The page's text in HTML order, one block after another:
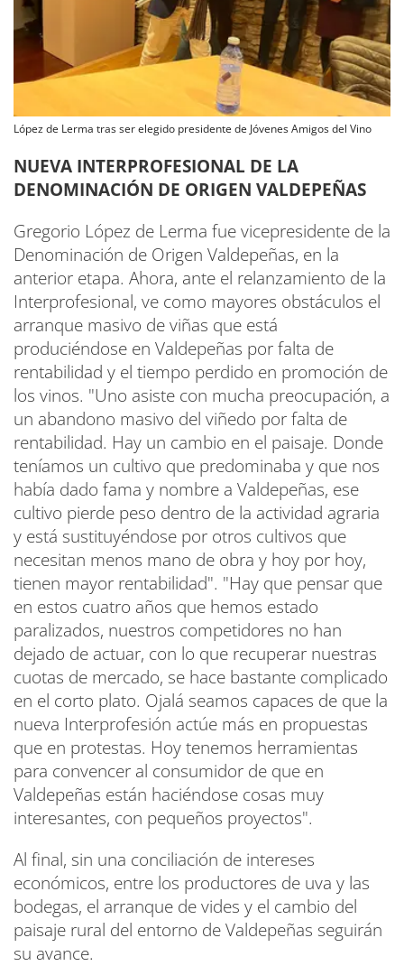
López de Lerma tras ser elegido presidente de Jóvenes Amigos del Vino
NUEVA INTERPROFESIONAL DE LA
DENOMINACIÓN DE ORIGEN VALDEPEÑAS
Gregorio López de Lerma fue vicepresidente de la
Denominación de Origen Valdepeñas, en la
anterior etapa. Ahora, ante el relanzamiento de la
Interprofesional, ve como mayores obstáculos el
arranque masivo de viñas que está
produciéndose en Valdepeñas por falta de
rentabilidad y el tiempo perdido en promoción de
los vinos. "Uno asiste con mucha preocupación, a
un abandono masivo del viñedo por falta de
rentabilidad. Hay un cambio en el paisaje. Donde
teníamos un cultivo que predominaba y que nos
había dado fama y nombre a Valdepeñas, ese
cultivo pierde peso dentro de la actividad agraria
y está sustituyéndose por otros cultivos que
necesitan menos mano de obra y hoy por hoy,
tienen mayor rentabilidad". "Hay que pensar que
en estos cuatro años que hemos estado
paralizados, nuestros competidores no han
dejado de actuar, con lo que recuperar nuestras
cuotas de mercado, se hace bastante complicado
en el corto plato. Ojalá seamos capaces de que la
nueva Interprofesión actúe más en propuestas
que en protestas. Hoy tenemos herramientas
para convencer al consumidor de que en
Valdepeñas están haciéndose cosas muy
interesantes, con pequeños proyectos".
Al final, sin una conciliación de intereses
económicos, entre los productores de uva y las
bodegas, el arranque de vides y el cambio del
paisaje rural del entorno de Valdepeñas seguirán
su avance.